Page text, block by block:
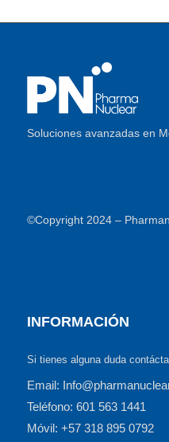
Soluciones avanzadas en
©Copyright 2024 –
INFORMACIÓN
Si tienes alguna duda
Email:
Teléfono: 601 563 1441
Móvil: +57 318 895 0792